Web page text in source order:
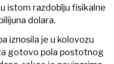
istom razdoblju fisikalne
dolara.
iznosila je u kolovozu
gotovo pola postotnog